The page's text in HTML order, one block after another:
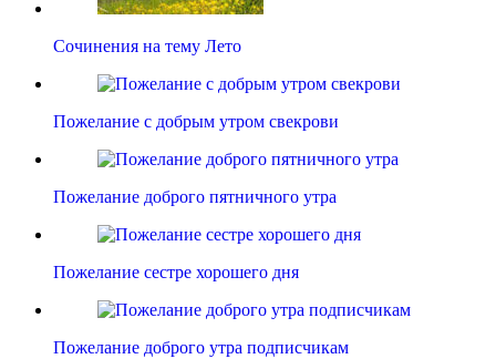
Сочинения на тему Лето
Пожелание с добрым утром свекрови
Пожелание доброго пятничного утра
Пожелание сестре хорошего дня
Пожелание доброго утра подписчикам